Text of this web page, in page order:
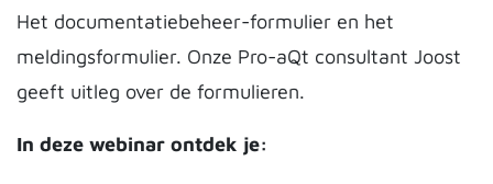
Het documentatiebeheer-formulier en het
meldingsformulier. Onze Pro-aQt consultant Joost
geeft uitleg over de formulieren.
In deze webinar ontdek je: